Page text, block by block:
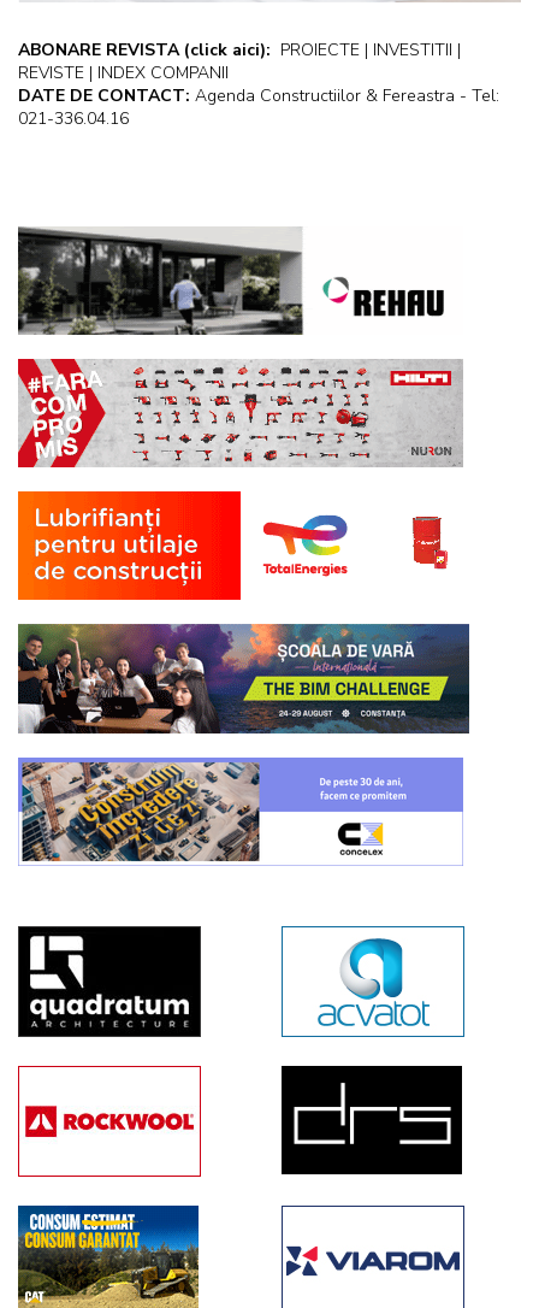
ABONARE REVISTA (click aici): PROIECTE | INVESTITII |
REVISTE | INDEX COMPANII
DATE DE CONTACT: Agenda Constructiilor & Fereastra - Tel:
021-336.04.16